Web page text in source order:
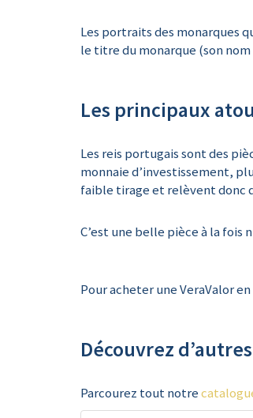
Les portraits des monarques
le titre du monarque (son nom
Les principaux
Les reis portugais sont des
monnaie d’investissement,
faible tirage et relèvent donc
C’est une belle pièce à la
Pour acheter une VeraValor
Découvrez
Parcourez tout notre